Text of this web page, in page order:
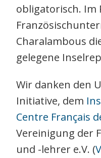
obligatorisch. Im
Charalambous
gelegene
Wir danken den
Initiative, dem
Centre Français
Vereinigung der
und -lehrer e.V. (